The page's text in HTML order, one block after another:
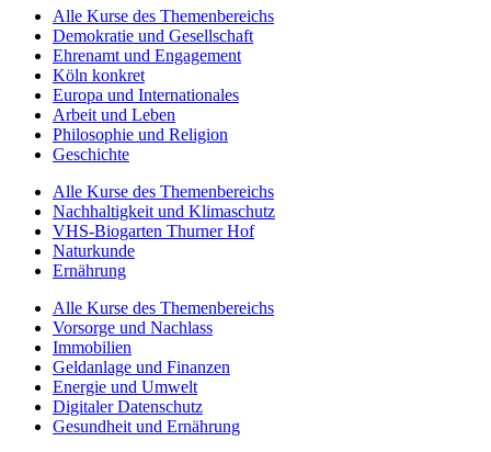
Alle Kurse des Themenbereichs
Demokratie und Gesellschaft
Ehrenamt und Engagement
Köln konkret
Europa und Internationales
Arbeit und Leben
Philosophie und Religion
Geschichte
Alle Kurse des Themenbereichs
Nachhaltigkeit und Klimaschutz
VHS-Biogarten Thurner Hof
Naturkunde
Ernährung
Alle Kurse des Themenbereichs
Vorsorge und Nachlass
Immobilien
Geldanlage und Finanzen
Energie und Umwelt
Digitaler Datenschutz
Gesundheit und Ernährung